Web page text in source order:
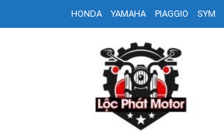
HONDA YAMAHA PIAGGIO SYM